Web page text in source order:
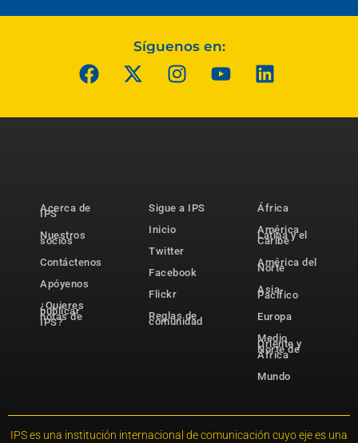
Síguenos en:
Acerca de
IPS
Nuestros
socios
Contáctenos
Apóyenos
¿Quieres
publicar
notas de
IPS?
Sigue a IPS
Inicio
Twitter
Facebook
Flickr
Reglas de
comunidad
África
América
Latina y el
Caribe
América del
Norte
Asia-
Pacífico
Europa
Medio
Oriente y
Norte de
África
Mundo
IPS es una institución internacional de comunicación cuyo eje es una